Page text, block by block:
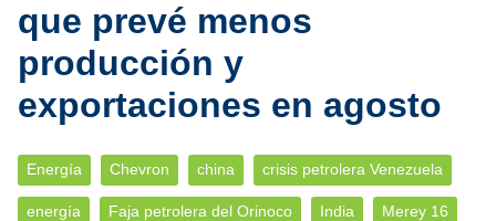
que prevé menos
producción y
exportaciones en agosto
Energía Chevron china crisis petrolera Venezuela
energía Faja petrolera del Orinoco India Merey 16